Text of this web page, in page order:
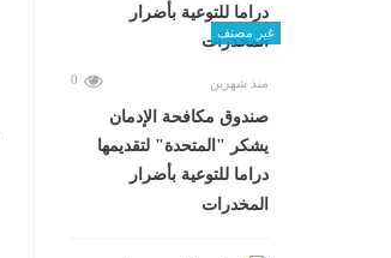
غير مصنف
منذ شهرين 0
صندوق مكافحة الإدمان
يشكر "المتحدة" لتقديمها
دراما للتوعية بأضرار
المخدرات